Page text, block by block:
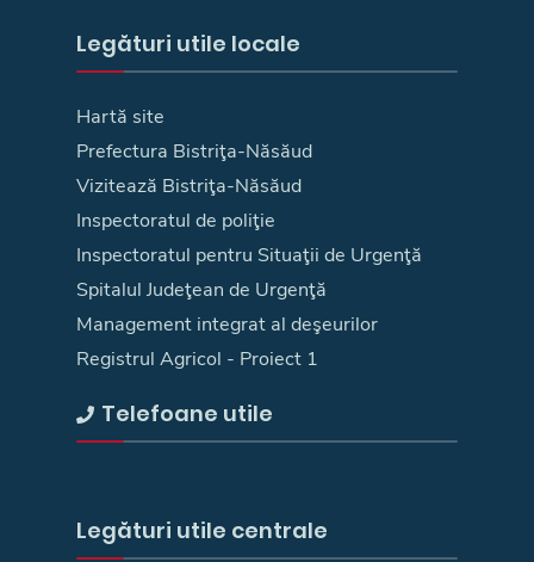
Legături utile locale
Hartă site
Prefectura Bistriţa-Năsăud
Vizitează Bistriţa-Năsăud
Inspectoratul de poliţie
Inspectoratul pentru Situaţii de Urgenţă
Spitalul Judeţean de Urgenţă
Management integrat al deşeurilor
Registrul Agricol - Proiect 1
Telefoane utile
Legături utile centrale